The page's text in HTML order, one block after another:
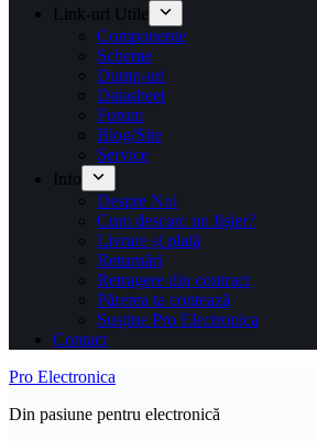
Link-uri Utile
Componente
Scheme
Dump-uri
Datasheet
Forum
Blog/Site
Service
Info
Despre Noi
Cum descarc un fişier?
Livrare și plată
Returnări
Retragere din contract
Părerea ta contează
Susține Pro Electronica
Contact
Pro Electronica
Din pasiune pentru electronică